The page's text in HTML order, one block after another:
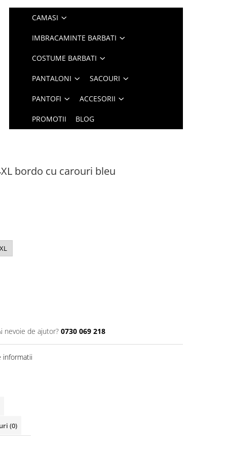
CAMASI
IMBRACAMINTE BARBATI
COSTUME BARBATI
PANTALONI SACOURI
PANTOFI ACCESORII
PROMOTII BLOG
bordo cu carouri bleu
nevoie de ajutor? 0730 069 218
informatii
(0)